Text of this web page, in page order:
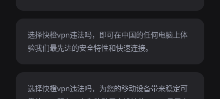
选择快橙vpn违法吗，即可在中国的任何电脑上体
验我们最先进的安全特性和快速连接。
选择快橙vpn违法吗，为您的移动设备带来稳定可